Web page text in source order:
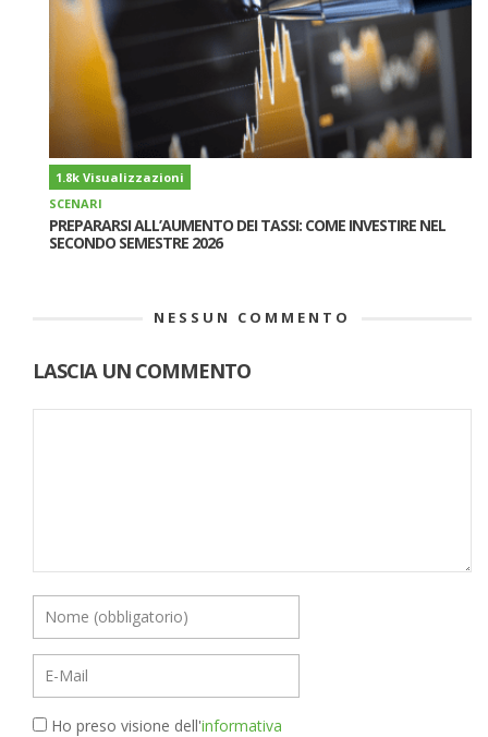
1.8k Visualizzazioni
SCENARI
PREPARARSI ALL’AUMENTO DEI TASSI: COME INVESTIRE NEL
SECONDO SEMESTRE 2026
NESSUN COMMENTO
LASCIA UN COMMENTO
Ho preso visione dell'informativa